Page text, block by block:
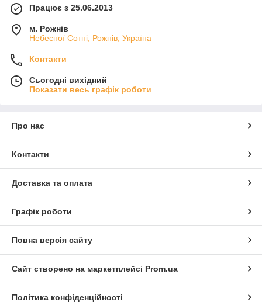
Працює з 25.06.2013
м. Рожнів
Небесної Сотні, Рожнів, Україна
Контакти
Сьогодні вихідний
Показати весь графік роботи
Про нас
Контакти
Доставка та оплата
Графік роботи
Повна версія сайту
Сайт створено на маркетплейсі Prom.ua
Політика конфіденційності